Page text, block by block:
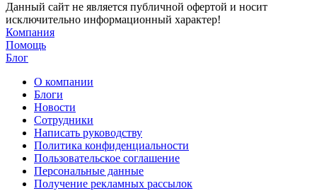
Данный сайт не является публичной офертой и носит
исключительно информационный характер!
Компания
Помощь
Блог
О компании
Блоги
Новости
Сотрудники
Написать руководству
Политика конфиденциальности
Пользовательское соглашение
Персональные данные
Получение рекламных рассылок